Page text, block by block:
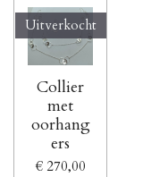
Uitverkocht
Collier
met
oorhang
ers
€ 270,00